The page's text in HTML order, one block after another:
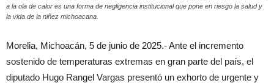
a la ola de calor es una forma de negligencia institucional que pone en riesgo la salud y
la vida de la niñez michoacana.
Morelia, Michoacán, 5 de junio de 2025.- Ante el incremento
sostenido de temperaturas extremas en gran parte del país, el
diputado Hugo Rangel Vargas presentó un exhorto de urgente y